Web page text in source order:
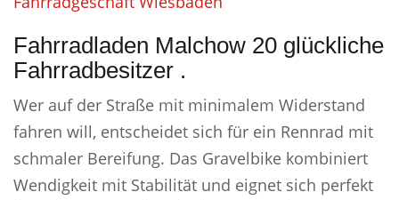
Fahrradladen Malchow 20 glückliche
Fahrradbesitzer .
Wer auf der Straße mit minimalem Widerstand
fahren will, entscheidet sich für ein Rennrad mit
schmaler Bereifung. Das Gravelbike kombiniert
Wendigkeit mit Stabilität und eignet sich perfekt